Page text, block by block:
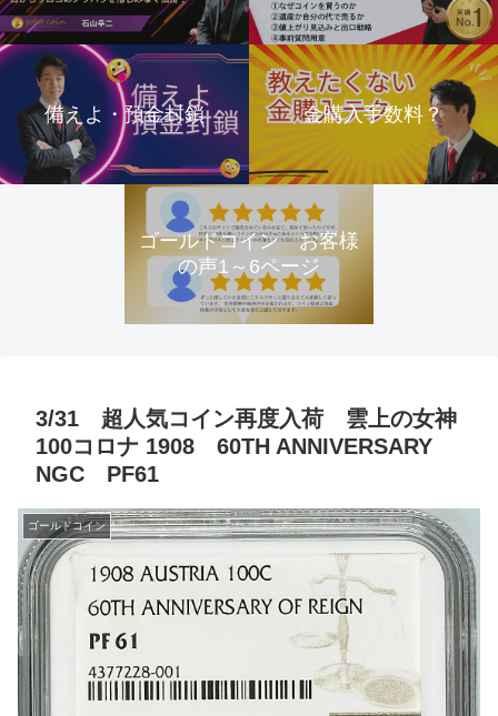
備えよ・預金封鎖 金購入手数料？
ゴールドコイン お客様
の声1～6ページ
3/31 超人気コイン再度入荷 雲上の女神
100コロナ 1908 60TH ANNIVERSARY
NGC PF61
ゴールドコイン